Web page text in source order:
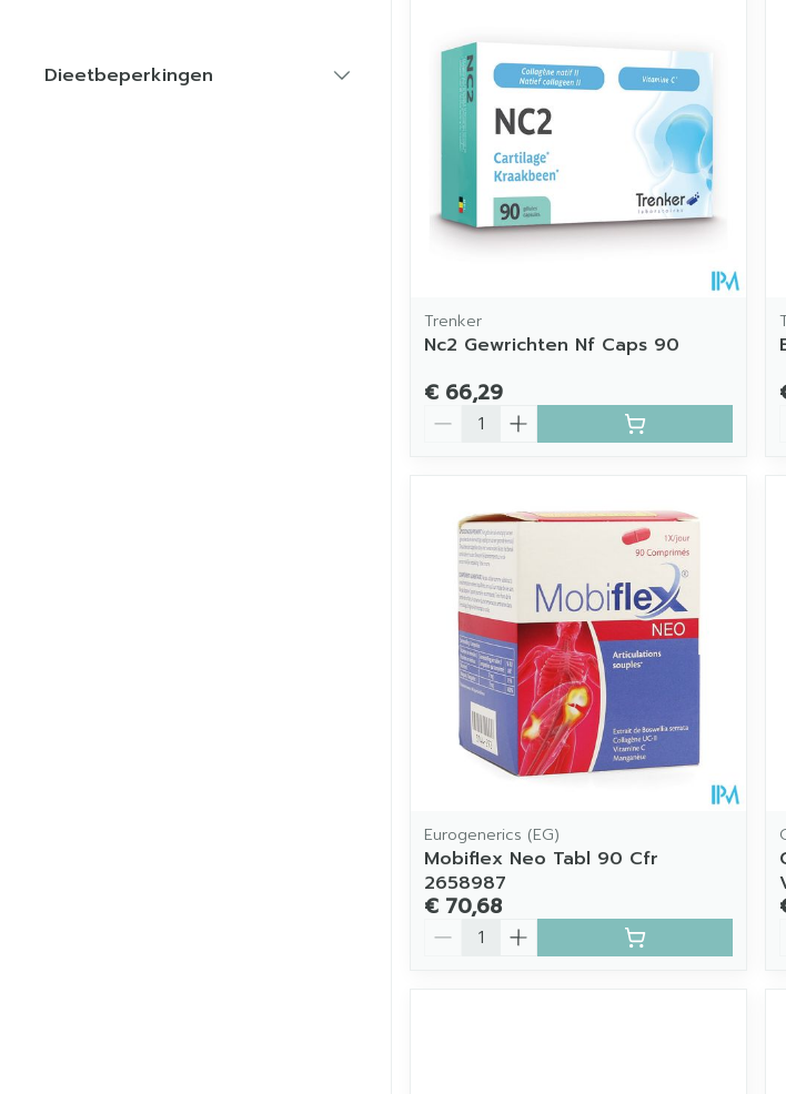
Dieetbeperkingen
Trenker
Nc2 Gewrichten Nf Caps 90
€ 66,29
Aantal
Eurogenerics (EG)
Mobiflex Neo Tabl 90 Cfr
2658987
€ 70,68
Aantal